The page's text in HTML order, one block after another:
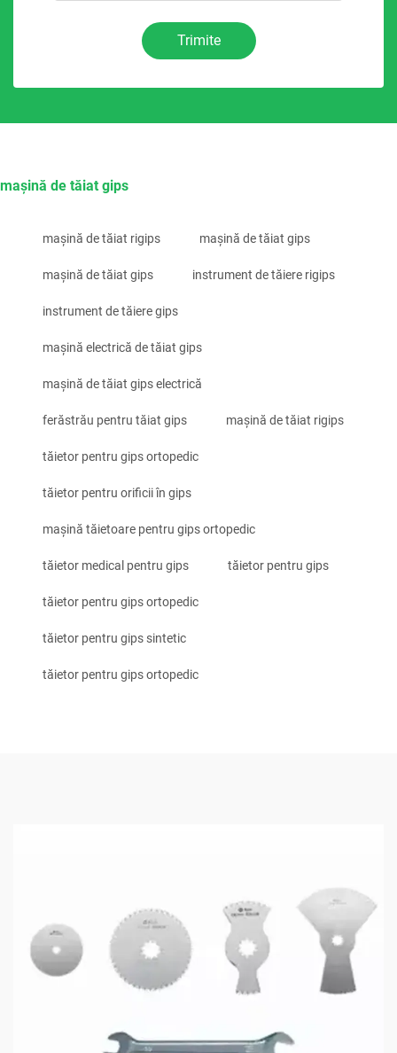
Trimite
mașină de tăiat gips
mașină de tăiat rigips mașină de tăiat gips
mașină de tăiat gips instrument de tăiere rigips
instrument de tăiere gips
mașină electrică de tăiat gips
mașină de tăiat gips electrică
ferăstrău pentru tăiat gips mașină de tăiat rigips
tăietor pentru gips ortopedic
tăietor pentru orificii în gips
mașină tăietoare pentru gips ortopedic
tăietor medical pentru gips tăietor pentru gips
tăietor pentru gips ortopedic
tăietor pentru gips sintetic
tăietor pentru gips ortopedic